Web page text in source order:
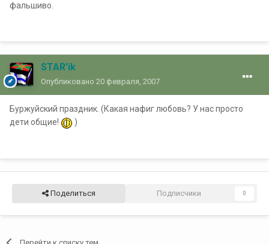
фальшиво.
STAR'ik
Опубликовано 20 февраля, 2007
Буржуйский праздник. (Какая нафиг любовь? У нас просто
дети общие!
)
Поделиться Подписчики 0